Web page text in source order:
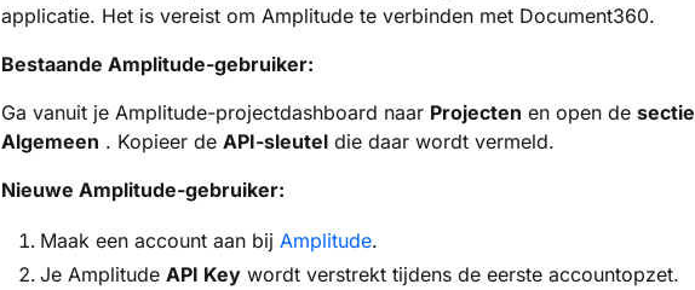
applicatie. Het is vereist om Amplitude te verbinden met Document360.
Bestaande Amplitude-gebruiker:
Ga vanuit je Amplitude-projectdashboard naar Projecten en open de sectie
Algemeen . Kopieer de API-sleutel die daar wordt vermeld.
Nieuwe Amplitude-gebruiker:
Maak een account aan bij Amplitude.
Je Amplitude API Key wordt verstrekt tijdens de eerste accountopzet.